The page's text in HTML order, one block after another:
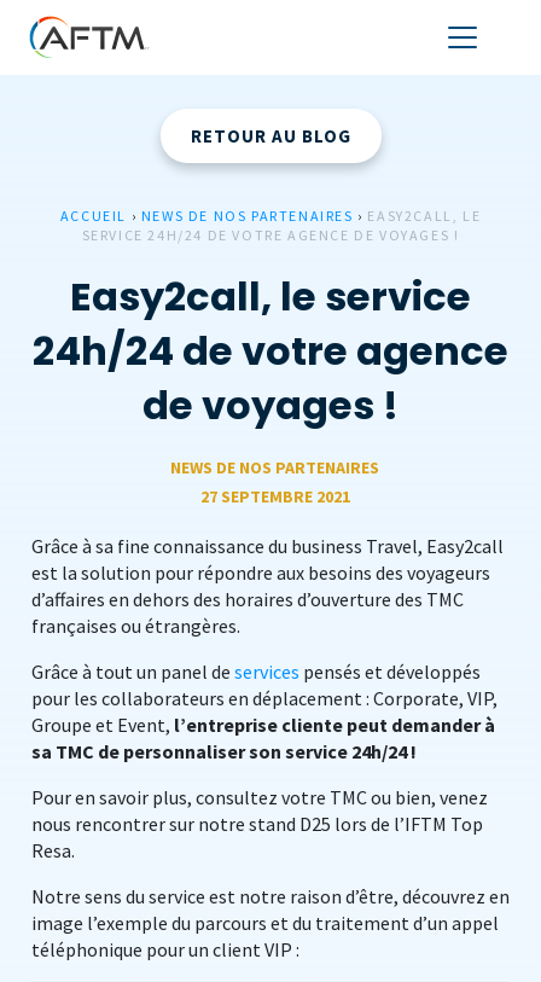
RETOUR AU BLOG
ACCUEIL › NEWS DE NOS PARTENAIRES › EASY2CALL, LE
SERVICE 24H/24 DE VOTRE AGENCE DE VOYAGES !
Easy2call, le service
24h/24 de votre agence
de voyages !
NEWS DE NOS PARTENAIRES
27 SEPTEMBRE 2021
Grâce à sa fine connaissance du business Travel, Easy2call
est la solution pour répondre aux besoins des voyageurs
d’affaires en dehors des horaires d’ouverture des TMC
françaises ou étrangères.
Grâce à tout un panel de services pensés et développés
pour les collaborateurs en déplacement : Corporate, VIP,
Groupe et Event, l’entreprise cliente peut demander à
sa TMC de personnaliser son service 24h/24 !
Pour en savoir plus, consultez votre TMC ou bien, venez
nous rencontrer sur notre stand D25 lors de l’IFTM Top
Resa.
Notre sens du service est notre raison d’être, découvrez en
image l’exemple du parcours et du traitement d’un appel
téléphonique pour un client VIP :